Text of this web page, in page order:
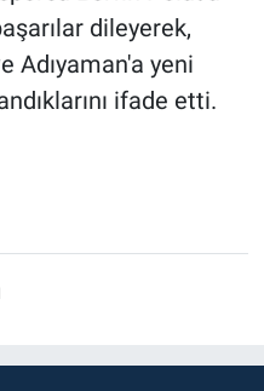
dileyerek,
Adıyaman'a yeni
ifade etti.